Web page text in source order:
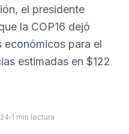
el presidente
la COP16 dejó
para el
estimadas en $122
1 min lectura